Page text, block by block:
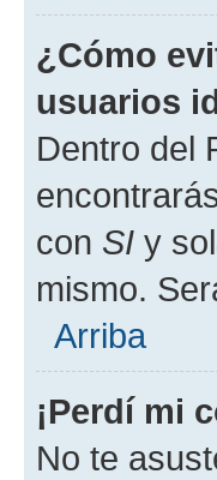
¿Cómo
usuarios
Dentro del
con SI y
mismo.
Arriba
¡Perdí mi
No te